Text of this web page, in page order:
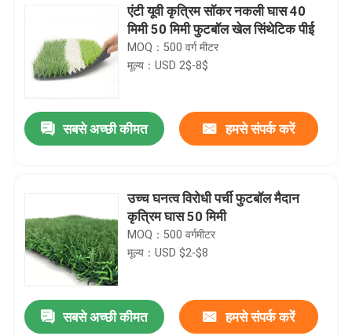
घर
वीडियो
एंटी यूवी कृत्रिम सॉकर नकली घास 40
मिमी 50 मिमी फुटबॉल खेल सिंथेटिक पीई
MOQ：500 वर्ग मीटर
मूल्य：USD 2$-8$
सबसे अच्छी कीमत हमसे संपर्क करें
उच्च घनत्व विरोधी पर्ची फुटबॉल मैदान
कृत्रिम घास 50 मिमी
MOQ：500 वर्गमीटर
मूल्य：USD $2-$8
सबसे अच्छी कीमत हमसे संपर्क करें